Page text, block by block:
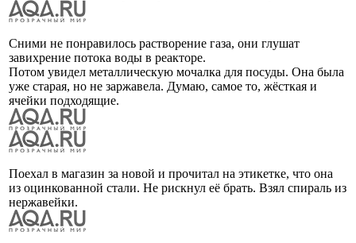
Сними не понравилось растворение газа, они глушат
завихрение потока воды в реакторе.
Потом увидел металлическую мочалка для посуды. Она была
уже старая, но не заржавела. Думаю, самое то, жёсткая и
ячейки подходящие.
Поехал в магазин за новой и прочитал на этикетке, что она
из оцинкованной стали. Не рискнул её брать. Взял спираль из
нержавейки.